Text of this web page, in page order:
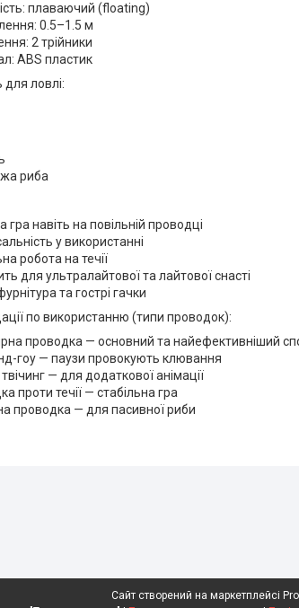
плаваючий (floating)
0.5–1.5 м
2 трійники
ABS пластик
для ловлі:
риба
гра навіть на повільній проводці
у використанні
робота на течії
для ультралайтової та лайтової снасті
та гострі гачки
по використанню (типи проводок):
проводка — основний та найефективніший
гоу — паузи провокують клювання
— для додаткової анімації
проти течії — стабільна гра
проводка — для пасивної риби
Сайт створений на маркетплейсі